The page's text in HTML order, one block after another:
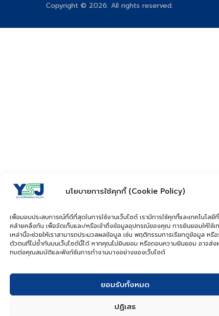
นโยบายการใช้คุกกี้ (Cookie Policy)
เพื่อมอบประสบการณ์ที่ดีที่สุดในการใช้งานเว็บไซต์ เรามีการใช้คุกกี้และเทคโนโลยีที่
คล้ายคลึงกัน เพื่อจัดเก็บและ/หรือเข้าถึงข้อมูลอุปกรณ์ของคุณ การยินยอมให้ใช้เ
เหล่านี้จะช่วยให้เราสามารถประมวลผลข้อมูล เช่น พฤติกรรมการเรียกดูข้อมูล หรื
ตัวตนที่ไม่ซ้ำกันบนเว็บไซต์นี้ได้ หากคุณไม่ยินยอม หรือถอนความยินยอม อาจส่ง
ทบต่อคุณสมบัติและฟังก์ชันการทำงานบางอย่างของเว็บไซต์
ยอมรับทั้งหมด
ปฏิเสธ
Copyright © 2026. All rights reserved.